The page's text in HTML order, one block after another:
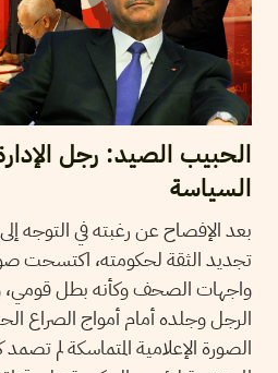
الحبيب الصيد: رجل
السياسة
بعد الإفصاح عن رغبته في التوجه
تجديد الثقة لحكومته، اكتسحت
واجهات الصحف وكأنه بطل قومي،
الرجل وجلده أمام أمواج الصراع
الصورة الإعلامية المتماسكة لم تصمد